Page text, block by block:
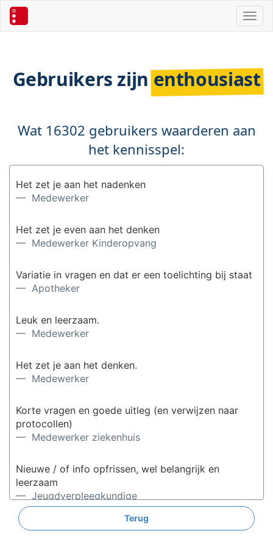
Gebruikers zijnenthousiast
Wat 16302 gebruikers waarderen aan
het kennisspel:
Het zet je aan het nadenken
— Medewerker
Het zet je even aan het denken
— Medewerker Kinderopvang
Variatie in vragen en dat er een toelichting bij staat
— Apotheker
Leuk en leerzaam.
— Medewerker
Het zet je aan het denken.
— Medewerker
Korte vragen en goede uitleg (en verwijzen naar
protocollen)
— Medewerker ziekenhuis
Nieuwe / of info opfrissen, wel belangrijk en
leerzaam
— Jeugdverpleegkundige
Niet te veel vragen in 1 dag en de toelichting erbij
Terug